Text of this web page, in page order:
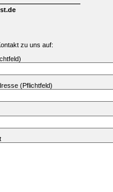
zu uns auf:
(Pflichtfeld)